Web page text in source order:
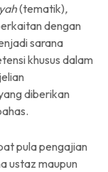
(tematik),
dengan
sarana
khusus dalam
diberikan
pula pengajian
ustaz maupun